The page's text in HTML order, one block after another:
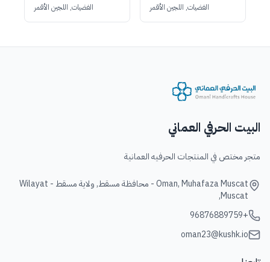
الفضيات, اللجين الأقمر الفضيات, اللجين الأقمر
البيت الحرفي العماني
متجر مختص في المنتجات الحرفيه العمانية
Oman, Muhafaza Muscat - محافظة مسقط, ولاية مسقط - Wilayat
Muscat,
+96876889759
oman23@kushk.io